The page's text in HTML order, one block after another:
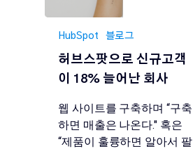
HubSpot 블로그
허브스팟으로 신규고객
이 18% 늘어난 회사
웹 사이트를 구축하며 “구축
하면 매출은 나온다." 혹은
“제품이 훌륭하면 알아서 팔